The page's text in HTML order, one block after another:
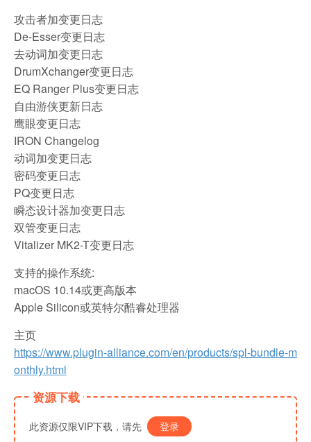
攻击者加变更日志
De-Esser变更日志
去动词加变更日志
DrumXchanger变更日志
EQ Ranger Plus变更日志
自由游侠更新日志
鹰眼变更日志
IRON Changelog
动词加变更日志
密码变更日志
PQ变更日志
瞬态设计器加变更日志
双管变更日志
Vitalizer MK2-T变更日志
支持的操作系统:
macOS 10.14或更高版本
Apple Silicon或英特尔酷睿处理器
主页
https://www.plugin-alliance.com/en/products/spl-bundle-m
onthly.html
资源下载
此资源仅限VIP下载，请先 登录